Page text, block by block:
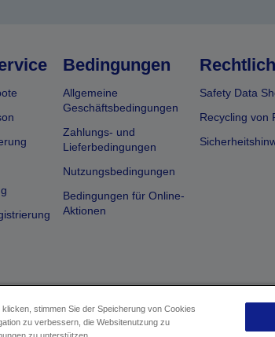
Bedingungen
Allgemeine
Geschäftsbedingungen
Zahlungs- und
Lieferbedingungen
Nutzungsbedingungen
Bedingungen für Online-
Aktionen
Safety Data
Recycling von
stimmen Sie der Speicherung von Cookies
zu verbessern, die Websitenutzung zu